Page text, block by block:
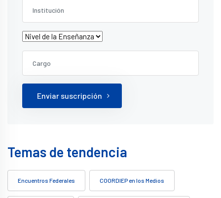
Enviar suscripción
Temas de tendencia
Encuentros Federales COORDIEP en los Medios